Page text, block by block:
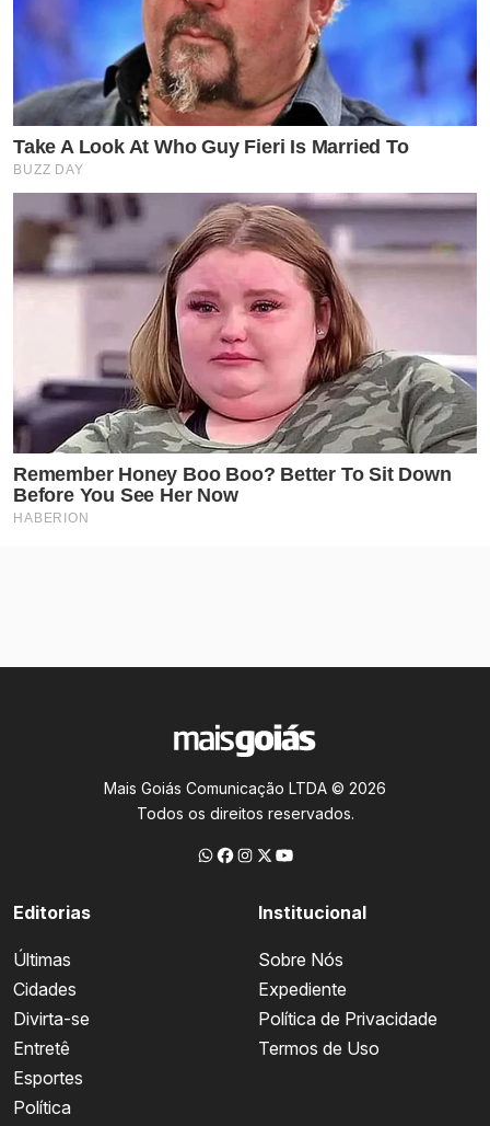
Mais Goiás Comunicação LTDA © 2026
Todos os direitos reservados.
Editorias
Últimas
Cidades
Divirta-se
Entretê
Esportes
Política
Institucional
Sobre Nós
Expediente
Política de Privacidade
Termos de Uso